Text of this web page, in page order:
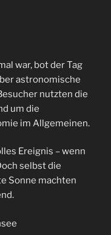
war, bot der Tag
astronomische
nutzten die
um die
im Allgemeinen.
Ereignis – wenn
selbst die
Sonne machten